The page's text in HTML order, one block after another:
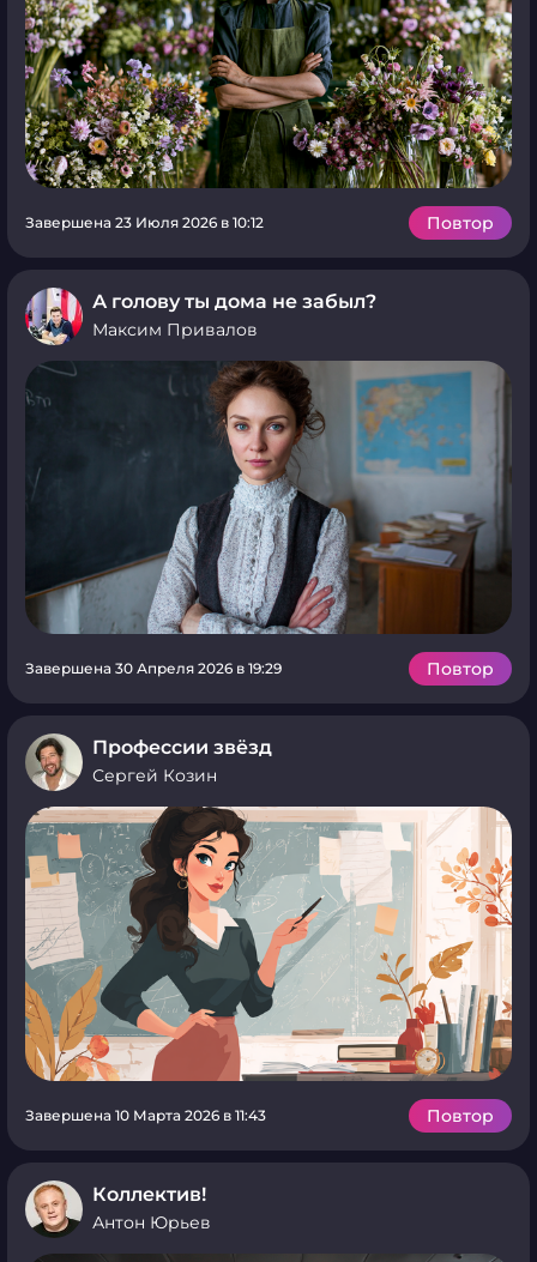
Завершена 23 Июля 2026 в 10:12 Повтор
А голову ты дома не забыл?
Максим Привалов
Завершена 30 Апреля 2026 в 19:29 Повтор
Профессии звёзд
Сергей Козин
Завершена 10 Марта 2026 в 11:43 Повтор
Коллектив!
Антон Юрьев